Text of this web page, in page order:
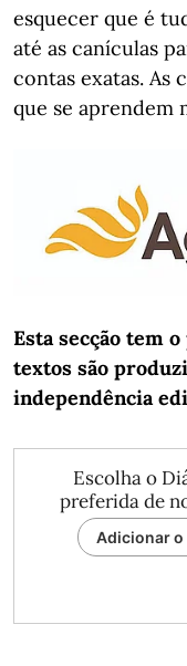
esquecer que é
até as canículas
contas exatas. As
que se aprendem
Esta secção tem
textos são
independência
Escolha o
preferida de
Adicionar o